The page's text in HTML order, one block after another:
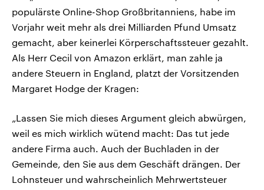
populärste Online-Shop Großbritanniens, habe im
Vorjahr weit mehr als drei Milliarden Pfund Umsatz
gemacht, aber keinerlei Körperschaftssteuer gezahlt.
Als Herr Cecil von Amazon erklärt, man zahle ja
andere Steuern in England, platzt der Vorsitzenden
Margaret Hodge der Kragen:
„Lassen Sie mich dieses Argument gleich abwürgen,
weil es mich wirklich wütend macht: Das tut jede
andere Firma auch. Auch der Buchladen in der
Gemeinde, den Sie aus dem Geschäft drängen. Der
Lohnsteuer und wahrscheinlich Mehrwertsteuer